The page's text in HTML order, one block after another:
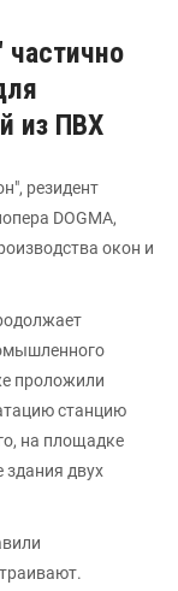
из ПВХ
резидент
DOGMA,
окон и
проложили
станцию
на площадке
здания двух